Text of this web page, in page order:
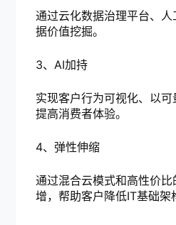
通过云化数据治理平台、
据价值挖掘。
3、AI加持
实现客户行为可视化、以
提高消费者体验。
4、弹性伸缩
通过混合云模式和高性价
增，帮助客户降低IT基础架